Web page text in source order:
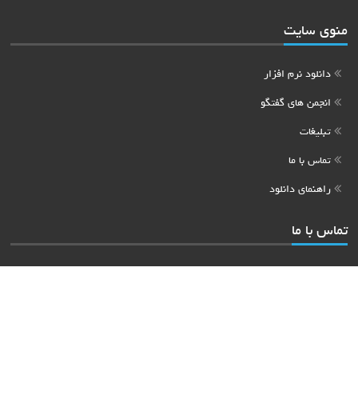
منوی سایت
دانلود نرم افزار
انجمن های گفتگو
تبلیغات
تماس با ما
راهنمای دانلود
تماس با ما